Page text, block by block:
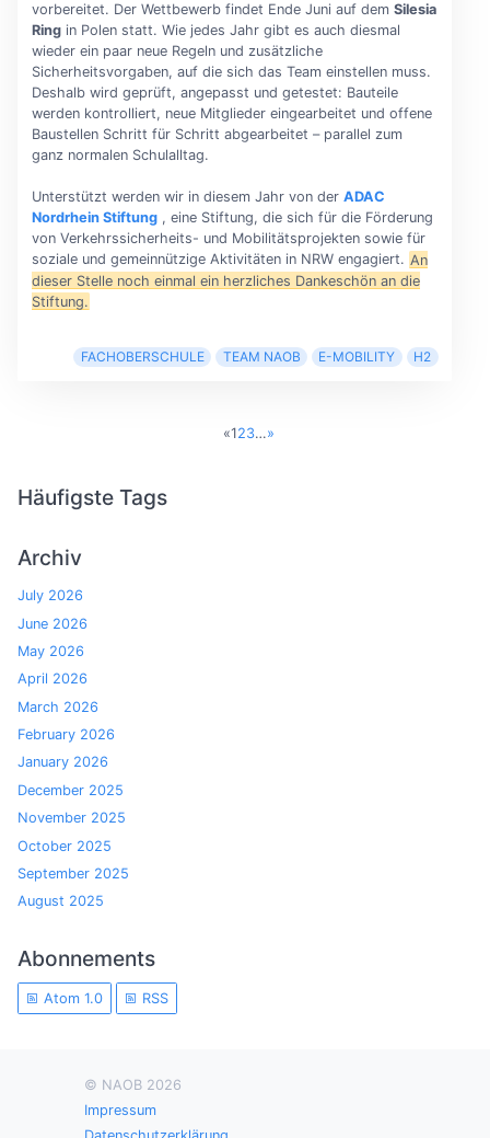
vorbereitet. Der Wettbewerb findet Ende Juni auf dem Silesia
Ringin Polen statt. Wie jedes Jahr gibt es auch diesmal
wieder ein paar neue Regeln und zusätzliche
Sicherheitsvorgaben, auf die sich das Team einstellen muss.
Deshalb wird geprüft, angepasst und getestet: Bauteile
werden kontrolliert, neue Mitglieder eingearbeitet und offene
Baustellen Schritt für Schritt abgearbeitet – parallel zum
ganz normalen Schulalltag.
Unterstützt werden wir in diesem Jahr von der ADAC
Nordrhein Stiftung , eine Stiftung, die sich für die Förderung
von Verkehrssicherheits- und Mobilitätsprojekten sowie für
soziale und gemeinnützige Aktivitäten in NRW engagiert. An
dieser Stelle noch einmal ein herzliches Dankeschön an die
Stiftung.
FACHOBERSCHULE TEAM NAOB E-MOBILITY H2
«123…»
Häufigste Tags
Archiv
July 2026
June 2026
May 2026
April 2026
March 2026
February 2026
January 2026
December 2025
November 2025
October 2025
September 2025
August 2025
Abonnements
Atom 1.0 RSS
© NAOB 2026
Impressum